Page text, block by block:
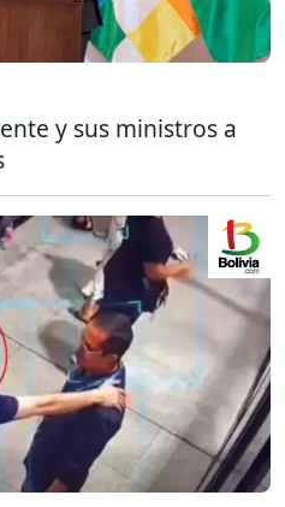
y sus ministros a